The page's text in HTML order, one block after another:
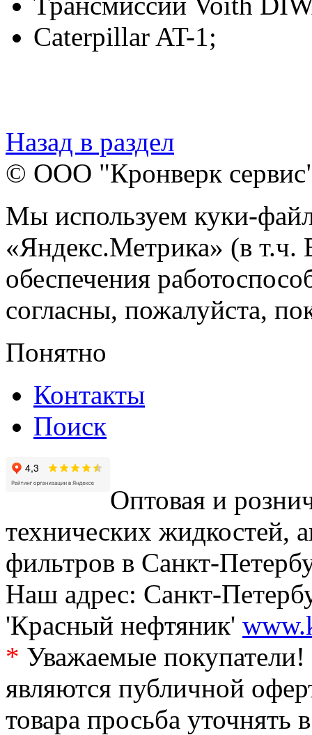
Caterpillar AT-1;
Назад в раздел
© ООО "Кронверк
Мы используем куки-
«Яндекс.Метрика» (в т.ч.
обеспечения
согласны, пожалуйста,
Понятно
Контакты
Поиск
Оптовая и
технических жидкостей,
фильтров в Санкт-
Наш адрес: Санкт-
'Красный нефтяник'
* Уважаемые
являются публичной
товара просьба уточнять